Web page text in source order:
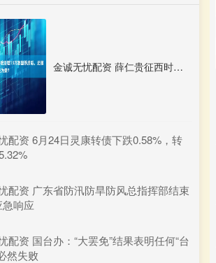
金诚无忧配资 薛仁贵征西时，为啥活埋13万敌国俘虏后，还强迫其公主为妾？
配资 6月24日灵康转债下跌0.58%，转
配资 广东省防汛防旱防风总指挥部结束
响应
配资 国台办：“大罢免”结果表明任何“台
然失败